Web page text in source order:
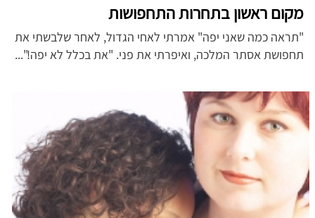
מקום ראשון בתחרות התחפושות
"תראה כמה שאני יפה" אמרתי לאחי הגדול, לאחר שלבשתי את
תחפושת אסתר המלכה, ואיפרתי את פני. "את בכלל לא יפה!"...